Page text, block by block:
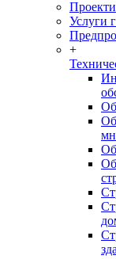
Услуги
+